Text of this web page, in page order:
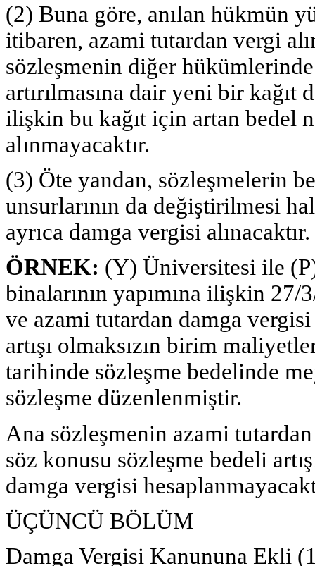
(2) Buna göre, anılan hükmün
itibaren, azami tutardan vergi
sözleşmenin diğer
artırılmasına dair yeni bir
ilişkin bu kağıt için artan bedel
alınmayacaktır.
(3) Öte yandan, sözleşmelerin
unsurlarının da değiştirilmesi
ayrıca damga vergisi alınacaktır.
ÖRNEK: (Y) Üniversitesi ile
binalarının yapımına ilişkin
ve azami tutardan damga
artışı olmaksızın birim
tarihinde sözleşme bedelinde
sözleşme düzenlenmiştir.
Ana sözleşmenin azami
söz konusu sözleşme bedeli
damga vergisi
ÜÇÜNCÜ BÖLÜM
Damga Vergisi Kanununa Ekli